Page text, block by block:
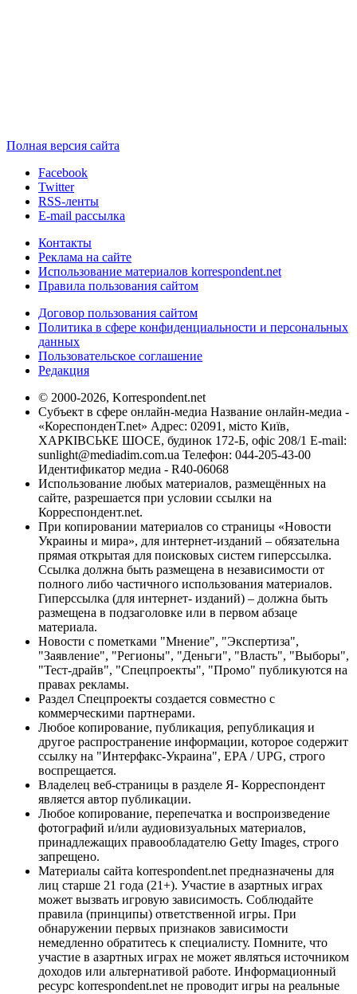
Полная версия сайта
Facebook
Twitter
RSS-ленты
E-mail рассылка
Контакты
Реклама на сайте
Использование материалов korrespondent.net
Правила пользования сайтом
Договор пользования сайтом
Политика в сфере конфиденциальности и персональных
данных
Пользовательское соглашение
Редакция
© 2000-2026, Korrespondent.net
Субъект в сфере онлайн-медиа Название онлайн-медиа -
«КореспонденТ.net» Адрес: 02091, місто Київ,
ХАРКІВСЬКЕ ШОСЕ, будинок 172-Б, офіс 208/1 E-mail:
sunlight@mediadim.com.ua Телефон: 044-205-43-00
Идентификатор медиа - R40-06068
Использование любых материалов, размещённых на
сайте, разрешается при условии ссылки на
Корреспондент.net.
При копировании материалов со страницы «Новости
Украины и мира», для интернет-изданий – обязательна
прямая открытая для поисковых систем гиперссылка.
Ссылка должна быть размещена в независимости от
полного либо частичного использования материалов.
Гиперссылка (для интернет- изданий) – должна быть
размещена в подзаголовке или в первом абзаце
материала.
Новости с пометками "Мнение", "Экспертиза",
"Заявление", "Регионы", "Деньги", "Власть", "Выборы",
"Тест-драйв", "Спецпроекты", "Промо" публикуются на
правах рекламы.
Раздел Спецпроекты создается совместно с
коммерческими партнерами.
Любое копирование, публикация, републикация и
другое распространение информации, которое содержит
ссылку на "Интерфакс-Украина", EPA / UPG, строго
воспрещается.
Владелец веб-страницы в разделе Я- Корреспондент
является автор публикации.
Любое копирование, перепечатка и воспроизведение
фотографий и/или аудиовизуальных материалов,
принадлежащих правообладателю Getty Images, строго
запрещено.
Материалы сайта korrespondent.net предназначены для
лиц старше 21 года (21+). Участие в азартных играх
может вызвать игровую зависимость. Соблюдайте
правила (принципы) ответственной игры. При
обнаружении первых признаков зависимости
немедленно обратитесь к специалисту. Помните, что
участие в азартных играх не может являться источником
доходов или альтернативой работе. Информационный
ресурс korrespondent.net не проводит игры на реальные